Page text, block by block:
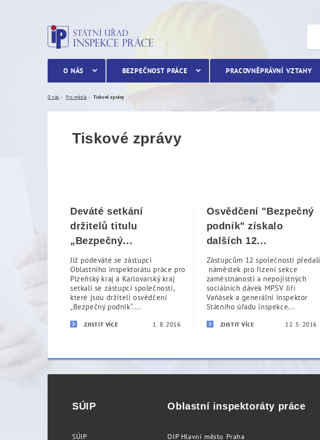
O NÁS BEZPEČNOST PRÁCE PRACOVNĚPRÁVNÍ VZTAHY
O nás Pro média Tiskové zprávy
Tiskové zprávy
Deváté setkání
držitelů titulu
„Bezpečný...
Již podeváté se zástupci
Oblastního inspektorátu práce pro
Plzeňský kraj a Karlovarský kraj
setkali se zástupci společností,
které jsou držiteli osvědčení
„Bezpečný podnik“....
ZJISTIT VÍCE 1. 8. 2016
Osvědčení "Bezpečný
podnik" získalo
dalších 12...
Zástupcům 12 společností předali
náměstek pro řízení sekce
zaměstnanosti a nepojistných
sociálních dávek MPSV Jiří
Vaňásek a generální inspektor
Státního úřadu inspekce...
ZJISTIT VÍCE 12. 5. 2016
SÚIP
SÚIP
Oblastní inspektoráty práce
OIP Hlavní město Praha